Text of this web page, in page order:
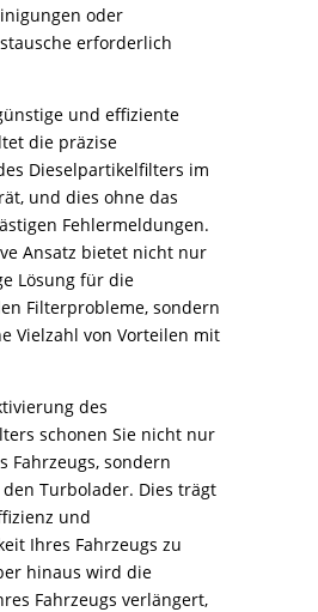
oder
erforderlich
und effiziente
die präzise
Dieselpartikelfilters im
und dies ohne das
Fehlermeldungen.
Ansatz bietet nicht nur
Lösung für die
Filterprobleme, sondern
Vielzahl von Vorteilen mit
des
schonen Sie nicht nur
Fahrzeugs, sondern
Turbolader. Dies trägt
und
Ihres Fahrzeugs zu
hinaus wird die
Fahrzeugs verlängert,